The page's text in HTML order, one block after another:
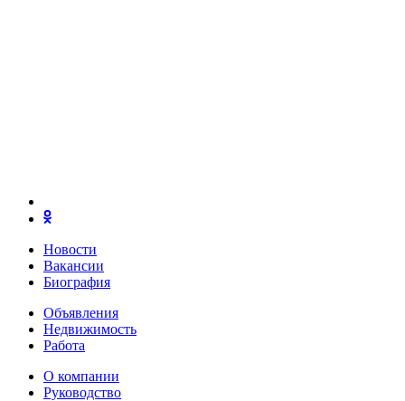
Новости
Вакансии
Биография
Объявления
Недвижимость
Работа
О компании
Руководство